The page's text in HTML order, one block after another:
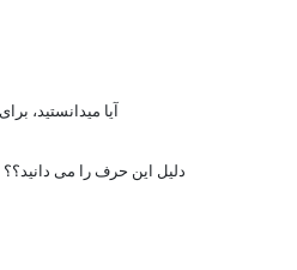
آیا میدانستید،
دلیل این حرف را می